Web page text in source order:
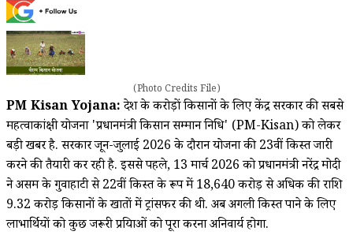
(Photo Credits File)
PM Kisan Yojana:देश के करोड़ों किसानों के लिए केंद्र सरकार की सबसे
महत्वाकांक्षी योजना 'प्रधानमंत्री किसान सम्मान निधि' (PM-Kisan) को लेकर
बड़ी खबर है.सरकार जून-जुलाई 2026 के दौरान योजना की 23वीं किस्त जारी
करने की तैयारी कर रही है.इससे पहले, 13 मार्च 2026 को प्रधानमंत्री नरेंद्र मोदी
ने असम के गुवाहाटी से 22वीं किस्त के रूप में ₹18,640 करोड़ से अधिक की राशि
9.32 करोड़ किसानों के खातों में ट्रांसफर की थी. अब अगली किस्त पाने के लिए
लाभार्थियों को कुछ जरूरी प्रक्रियाओं को पूरा करना अनिवार्य होगा.